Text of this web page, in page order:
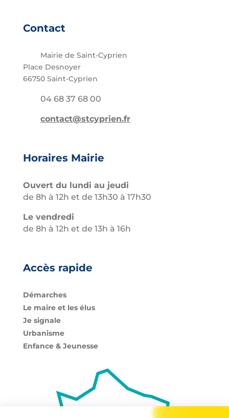
Contact
Mairie de Saint-Cyprien
Place Desnoyer
66750 Saint-Cyprien
04 68 37 68 00
contact@stcyprien.fr
Horaires Mairie
Ouvert du lundi au jeudi
de 8h à 12h et de 13h30 à 17h30
Le vendredi
de 8h à 12h et de 13h à 16h
Accès rapide
Démarches
Le maire et les élus
Je signale
Urbanisme
Enfance & Jeunesse